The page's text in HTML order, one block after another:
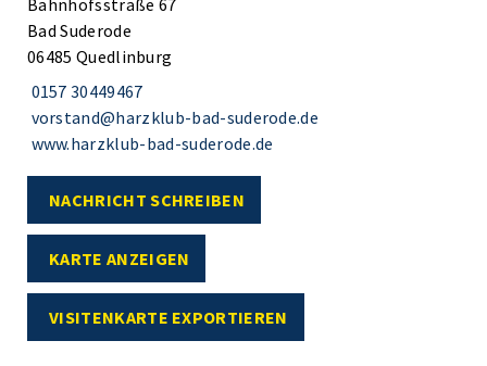
Bahnhofsstraße 67
Bad Suderode
06485 Quedlinburg
0157 30449467
vorstand@harzklub-bad-suderode.de
www.harzklub-bad-suderode.de
NACHRICHT SCHREIBEN
KARTE ANZEIGEN
VISITENKARTE EXPORTIEREN